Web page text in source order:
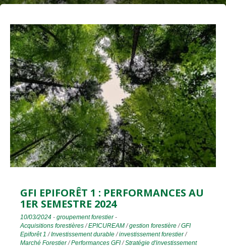
GFI EPIFORÊT 1 : PERFORMANCES AU
1ER SEMESTRE 2024
10/03/2024 - groupement forestier-
Acquisitions forestières /EPICUREAM /gestion forestière /GFI
Epiforêt 1 /Investissement durable /investissement forestier/
Marché Forestier/Performances GFI/Stratégie d'investissement